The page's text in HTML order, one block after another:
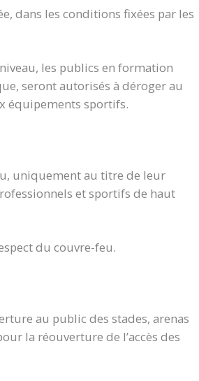
dans les conditions fixées par les
les publics en formation
seront autorisés à déroger au
équipements sportifs.
uniquement au titre de leur
et sportifs de haut
du couvre-feu.
au public des stades, arenas
la réouverture de l’accès des